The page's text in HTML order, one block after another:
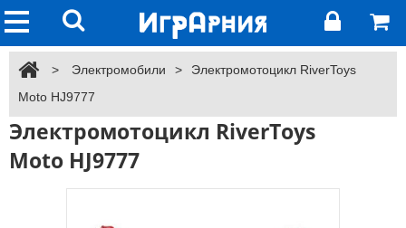
> Электромобили >
Электромотоцикл RiverToys
Moto HJ9777
Электромотоцикл RiverToys
Moto HJ9777